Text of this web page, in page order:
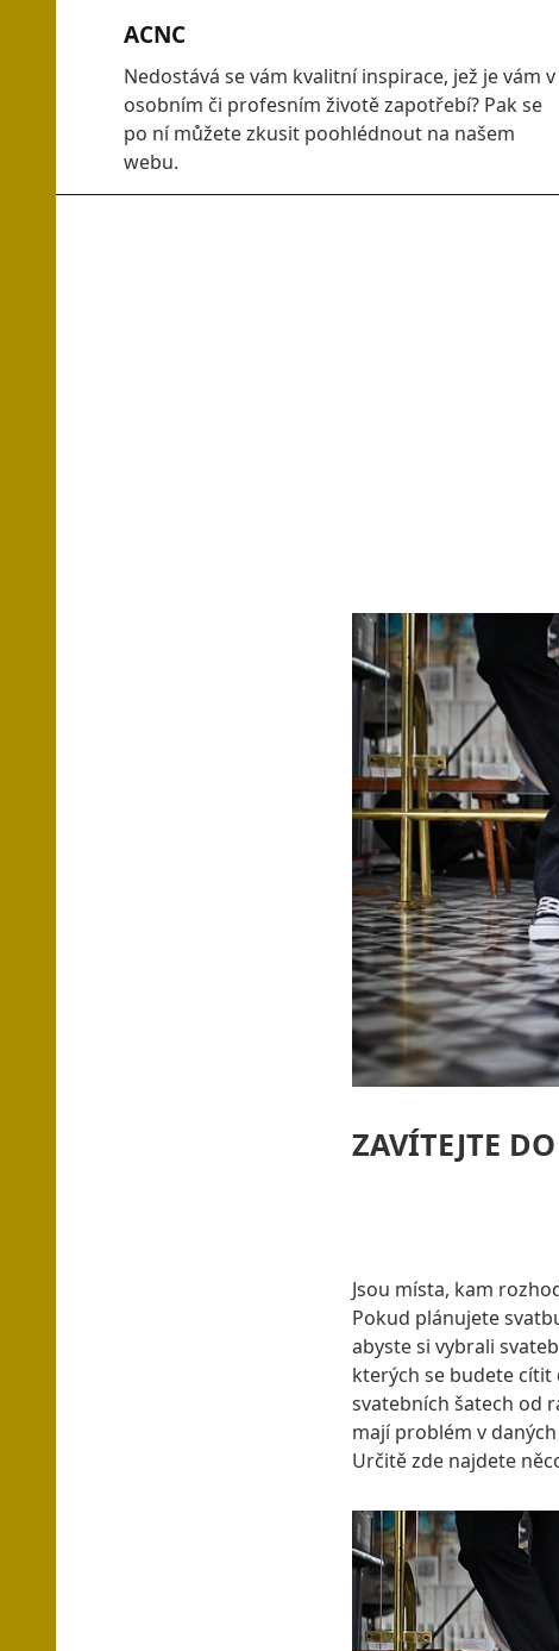
ACNC
Nedostává se vám kvalitní inspirace, jež je vám v
osobním či profesním životě zapotřebí? Pak se
po ní můžete zkusit poohlédnout na našem
webu.
ZAVÍTEJTE
Jsou místa, kam
Pokud plánujete
abyste si vybrali
kterých se budete
svatebních šatech od
mají problém v
Určitě zde najdete